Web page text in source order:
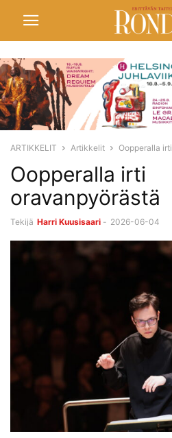
ARTIKKELIT Artikkelit Oopperalla
Oopperalla irti
oravanpyörästä
Tekijä Harri Kuusisaari - 2026-06-04